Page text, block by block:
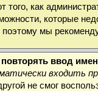
того, как
которые
поэтому мы
ввод
входить
не смог